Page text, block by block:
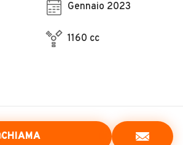
Gennaio 2023
1160 cc
CHIAMA